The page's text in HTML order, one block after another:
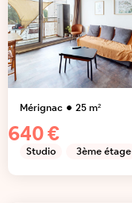
Mérignac 25m²
640 €
Studio 3ème étage